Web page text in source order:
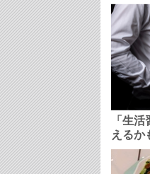
「生
える